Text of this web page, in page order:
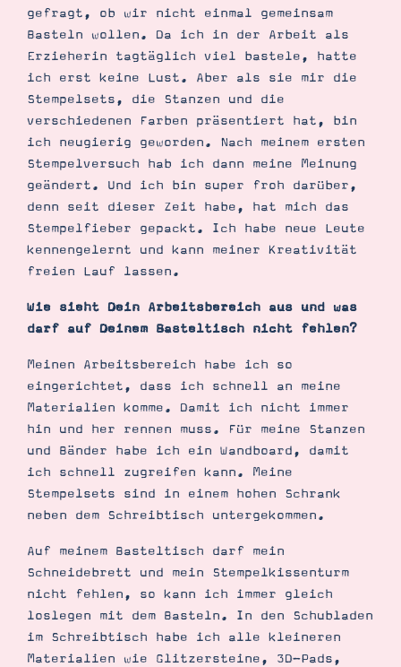
gefragt, ob wir nicht einmal gemeinsam
Basteln wollen. Da ich in der Arbeit als
Erzieherin tagtäglich viel bastele, hatte
ich erst keine Lust. Aber als sie mir die
Stempelsets, die Stanzen und die
verschiedenen Farben präsentiert hat, bin
ich neugierig geworden. Nach meinem ersten
Stempelversuch hab ich dann meine Meinung
geändert. Und ich bin super froh darüber,
denn seit dieser Zeit habe, hat mich das
Stempelfieber gepackt. Ich habe neue Leute
kennengelernt und kann meiner Kreativität
freien Lauf lassen.
Wie sieht Dein Arbeitsbereich aus und was
darf auf Deinem Basteltisch nicht fehlen?
Meinen Arbeitsbereich habe ich so
eingerichtet, dass ich schnell an meine
Materialien komme. Damit ich nicht immer
hin und her rennen muss. Für meine Stanzen
und Bänder habe ich ein Wandboard, damit
ich schnell zugreifen kann. Meine
Stempelsets sind in einem hohen Schrank
neben dem Schreibtisch untergekommen.
Auf meinem Basteltisch darf mein
Schneidebrett und mein Stempelkissenturm
nicht fehlen, so kann ich immer gleich
loslegen mit dem Basteln. In den Schubladen
im Schreibtisch habe ich alle kleineren
Materialien wie Glitzersteine, 3D-Pads,